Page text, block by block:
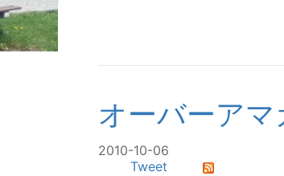
オーバーア
2010-10-06
Tweet